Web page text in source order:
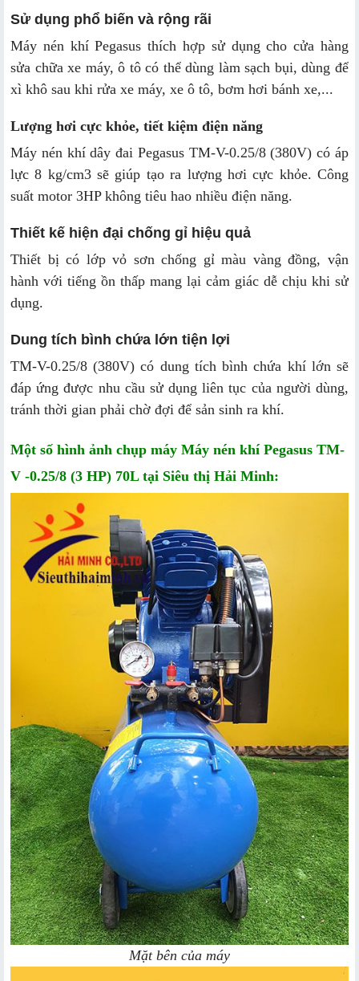
Sử dụng phổ biến và rộng rãi
Máy nén khí Pegasus thích hợp sử dụng cho cửa hàng
sửa chữa xe máy, ô tô có thể dùng làm sạch bụi, dùng để
xì khô sau khi rửa xe máy, xe ô tô, bơm hơi bánh xe,...
Lượng hơi cực khỏe, tiết kiệm điện năng
Máy nén khí dây đai Pegasus TM-V-0.25/8 (380V) có áp
lực 8 kg/cm3 sẽ giúp tạo ra lượng hơi cực khỏe. Công
suất motor 3HP không tiêu hao nhiều điện năng.
Thiết kế hiện đại chống gỉ hiệu quả
Thiết bị có lớp vỏ sơn chống gỉ màu vàng đồng, vận
hành với tiếng ồn thấp mang lại cảm giác dễ chịu khi sử
dụng.
Dung tích bình chứa lớn tiện lợi
TM-V-0.25/8 (380V) có dung tích bình chứa khí lớn sẽ
đáp ứng được nhu cầu sử dụng liên tục của người dùng,
tránh thời gian phải chờ đợi để sản sinh ra khí.
Một số hình ảnh chụp máy Máy nén khí Pegasus TM-
V -0.25/8 (3 HP) 70L tại Siêu thị Hải Minh:
Mặt bên của máy